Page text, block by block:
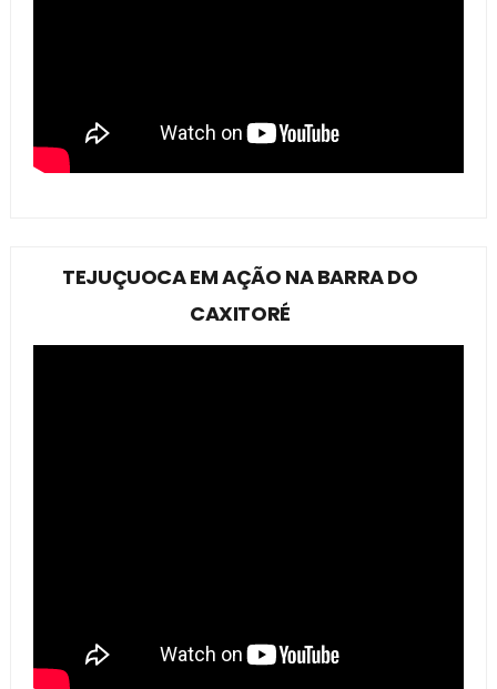
TEJUÇUOCA EM AÇÃO NA BARRA DO
CAXITORÉ